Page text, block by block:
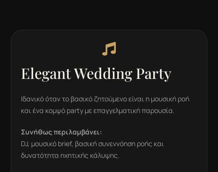

Elegant Wedding Party
Ιδανικό όταν το βασικό ζητούμενο είναι η μουσική ροή
και ένα κομψό party με επαγγελματική παρουσία.
Συνήθως περιλαμβάνει:
DJ, μουσικό brief, βασική συνεννόηση ροής και
δυνατότητα ηχητικής κάλυψης.